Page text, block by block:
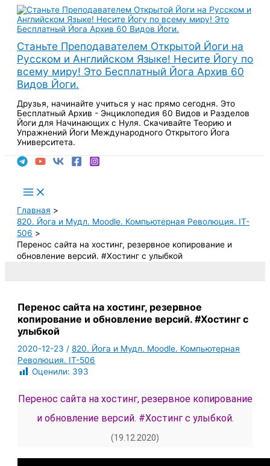
Перейти
содержимому
Станьте Преподавателем Открытой Йоги на
Русском и Английском Языке! Несите Йогу по
всему миру! Это Бесплатный Йога Архив 60
Видов Йоги.
Друзья, начинайте учиться у нас прямо сегодня. Это
Бесплатный Архив - Энциклопедия 60 Видов и Разделов
Йоги для Начинающих с Нуля. Скачивайте Теорию и
Упражнений Йоги Международного Открытого Йога
Университета.
Main
Menu
Главная
820. Йога и Мудл. Moodle. Компьютерная Революция. IT-
506
Перенос сайта на хостинг, резервное копирование и
обновление версий. #Хостинг с улыбкой
Перенос сайта на хостинг, резервное
копирование и обновление версий. #Хостинг с
улыбкой
2020-12-23/820. Йога и Мудл. Moodle. Компьютерная
Революция. IT-506
Оценили: 393
Перенос сайта на хостинг, резервное копирование
и обновление версий. #Хостингс улыбкой.
(19.12.2020)